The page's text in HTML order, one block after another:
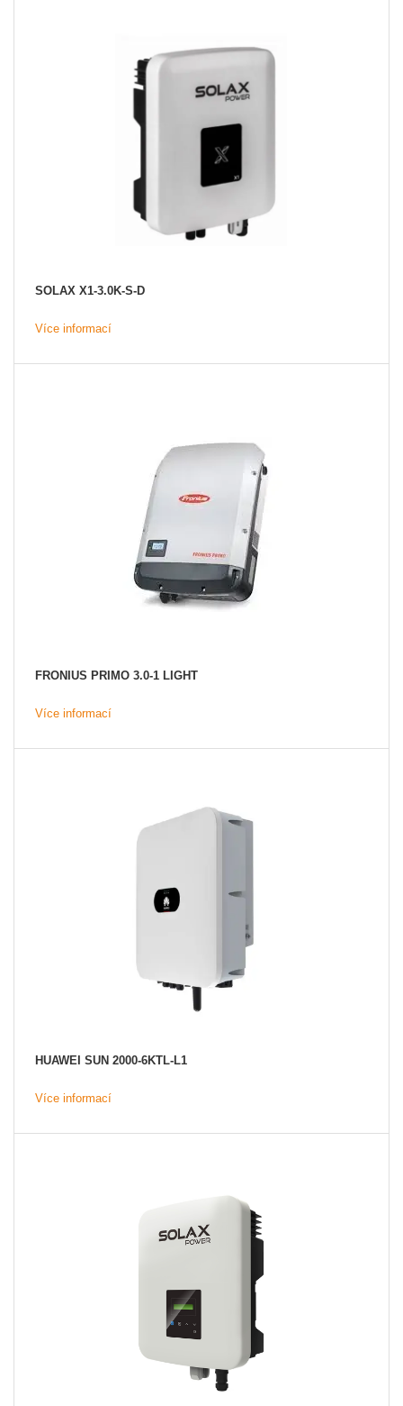
SOLAX X1-3.0K-S-D
Více informací
FRONIUS PRIMO 3.0-1 LIGHT
Více informací
HUAWEI SUN 2000-6KTL-L1
Více informací